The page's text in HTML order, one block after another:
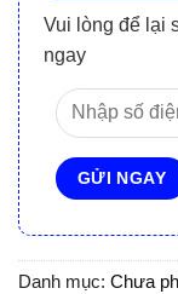
Vui lòng để lại
ngay
Danh mục: Chưa